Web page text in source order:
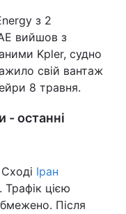
з 2
вийшов з
Kpler, судно
свій вантаж
8 травня.
- останні
Іран
. Трафік цією
Після